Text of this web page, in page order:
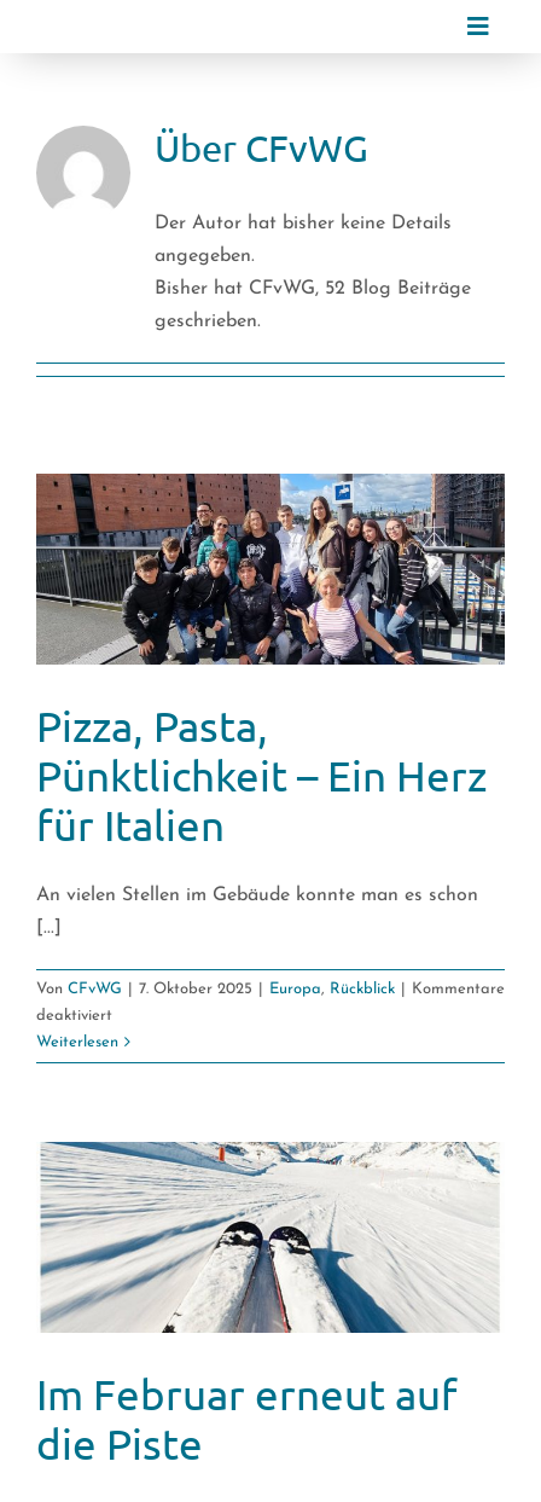
Toggle
Schulleben
Lernen
Über CFvWG
Der Autor hat bisher keine Details
angegeben.
Bisher hat CFvWG, 52 Blog Beiträge
geschrieben.
Pizza, Pasta,
Pünktlichkeit – Ein Herz
für Italien
An vielen Stellen im Gebäude konnte man es schon
[...]
Von CFvWG 7. Oktober 2025 Europa, Rückblick
Kommentare
deaktiviertfür
Pizza,
Pasta,
Ein
Herz
für
Weiterlesen
Im Februar erneut auf
die Piste